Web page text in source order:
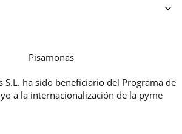
Y COOKIES
S.L. ha sido beneficiario del Programa de
a la internacionalización de la pyme